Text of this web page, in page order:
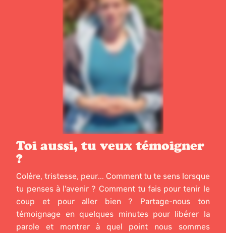
Toi aussi, tu veux témoigner
?
Colère, tristesse, peur... Comment tu te sens lorsque
tu penses à l’avenir ? Comment tu fais pour tenir le
coup et pour aller bien ? Partage-nous ton
témoignage en quelques minutes pour libérer la
parole et montrer à quel point nous sommes